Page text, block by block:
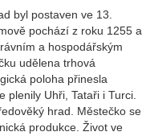
byl postaven ve 13.
pochází z roku 1255 a
a hospodářským
udělena trhová
poloha přinesla
Uhři, Tataři i Turci.
hrad. Městečko se
produkce. Život ve